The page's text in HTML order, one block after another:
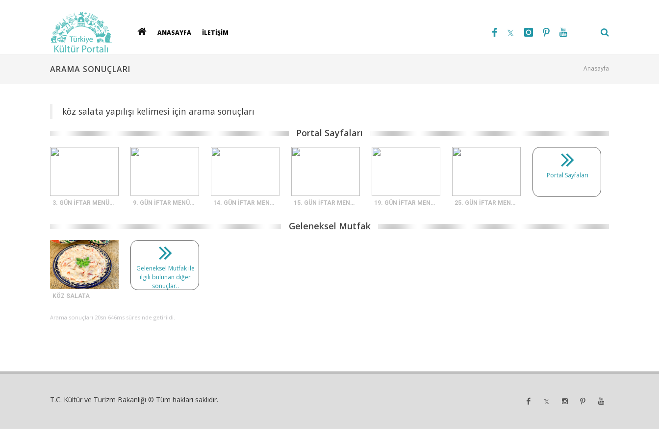
ANASAYFA İLETİŞİM
Anasayfa
ARAMA SONUÇLARI
köz salata yapılışı kelimesi için arama sonuçları
Portal Sayfaları
3. GÜN İFTAR MENÜSÜ 9. GÜN İFTAR MENÜSÜ 14. GÜN İFTAR MENÜSÜ 15. GÜN İFTAR MENÜSÜ 19. GÜN İFTAR MENÜSÜ 25. GÜN İFTAR MENÜSÜ
Portal Sayfaları
Geleneksel Mutfak
KÖZ SALATA
Geleneksel Mutfak ile
ilgili bulunan diğer
sonuçlar..
Arama sonuçları 20sn 646ms süresinde getirildi.
T.C. Kültür ve Turizm Bakanlığı © Tüm hakları saklıdır.